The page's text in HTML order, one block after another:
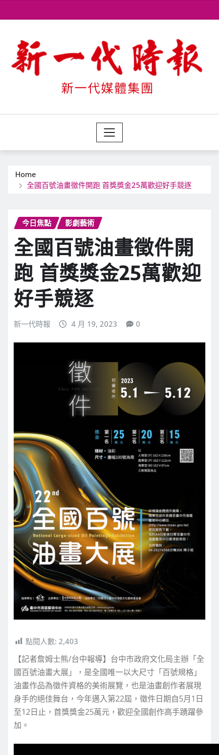
to
Home
全國百號油畫徵件開跑 首獎獎金25萬歡迎好手競逐
今日焦點 影劇藝術
全國百號油畫徵件開
跑 首獎獎金25萬歡迎
好手競逐
新一代時報 4 月 19, 2023 0
點閱人數: 2,403
【記者詹姆士熊/台中報導】台中市政府文化局主辦「全
國百號油畫大展」，是全國唯一以大尺寸「百號規格」
油畫作品為徵件資格的美術展覽，也是油畫創作者展現
身手的絕佳舞台，今年邁入第22屆，徵件日期自5月1日
至12日止，首獎獎金25萬元，歡迎全國創作高手踴躍參
加。